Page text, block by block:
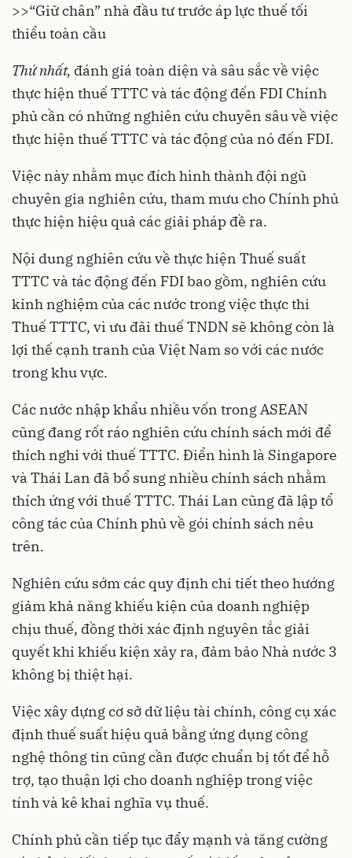
>>“Giữ chân” nhà đầu tư trước áp lực thuế tối
thiểu toàn cầu
Thứ nhất, đánh giá toàn diện và sâu sắc về việc
thực hiện thuế TTTC và tác động đến FDI Chính
phủ cần có những nghiên cứu chuyên sâu về việc
thực hiện thuế TTTC và tác động của nó đến FDI.
Việc này nhằm mục đích hình thành đội ngũ
chuyên gia nghiên cứu, tham mưu cho Chính phủ
thực hiện hiệu quả các giải pháp đề ra.
Nội dung nghiên cứu về thực hiện Thuế suất
TTTC và tác động đến FDI bao gồm, nghiên cứu
kinh nghiệm của các nước trong việc thực thi
Thuế TTTC, vì ưu đãi thuế TNDN sẽ không còn là
lợi thế cạnh tranh của Việt Nam so với các nước
trong khu vực.
Các nước nhập khẩu nhiều vốn trong ASEAN
cũng đang rốt ráo nghiên cứu chính sách mới để
thích nghi với thuế TTTC. Điển hình là Singapore
và Thái Lan đã bổ sung nhiều chính sách nhằm
thích ứng với thuế TTTC. Thái Lan cũng đã lập tổ
công tác của Chính phủ về gói chính sách nêu
trên.
Nghiên cứu sớm các quy định chi tiết theo hướng
giảm khả năng khiếu kiện của doanh nghiệp
chịu thuế, đồng thời xác định nguyên tắc giải
quyết khi khiếu kiện xảy ra, đảm bảo Nhà nước 3
không bị thiệt hại.
Việc xây dựng cơ sở dữ liệu tài chính, công cụ xác
định thuế suất hiệu quả bằng ứng dụng công
nghệ thông tin cũng cần được chuẩn bị tốt để hỗ
trợ, tạo thuận lợi cho doanh nghiệp trong việc
tính và kê khai nghĩa vụ thuế.
Chính phủ cần tiếp tục đẩy mạnh và tăng cường